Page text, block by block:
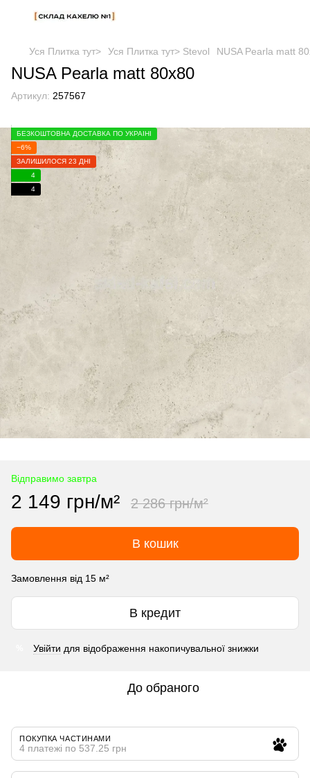
Уся Плитка тут> Уся Плитка тут> Stevol NUSA Pearla matt
NUSA Pearla matt 80x80
Артикул: 257567
БЕЗКОШТОВНА ДОСТАВКА ПО УКРАЇНІ
−6%
ЗАЛИШИЛОСЯ 23 ДНІ
4
4
Відправимо завтра
2 149 грн/м² 2 286 грн/м²
В кошик
Замовлення від 15 м²
В кредит
Увійти для відображення накопичувальної знижки
До обраного
ПОКУПКА ЧАСТИНАМИ
4 платежі по 537.25 грн